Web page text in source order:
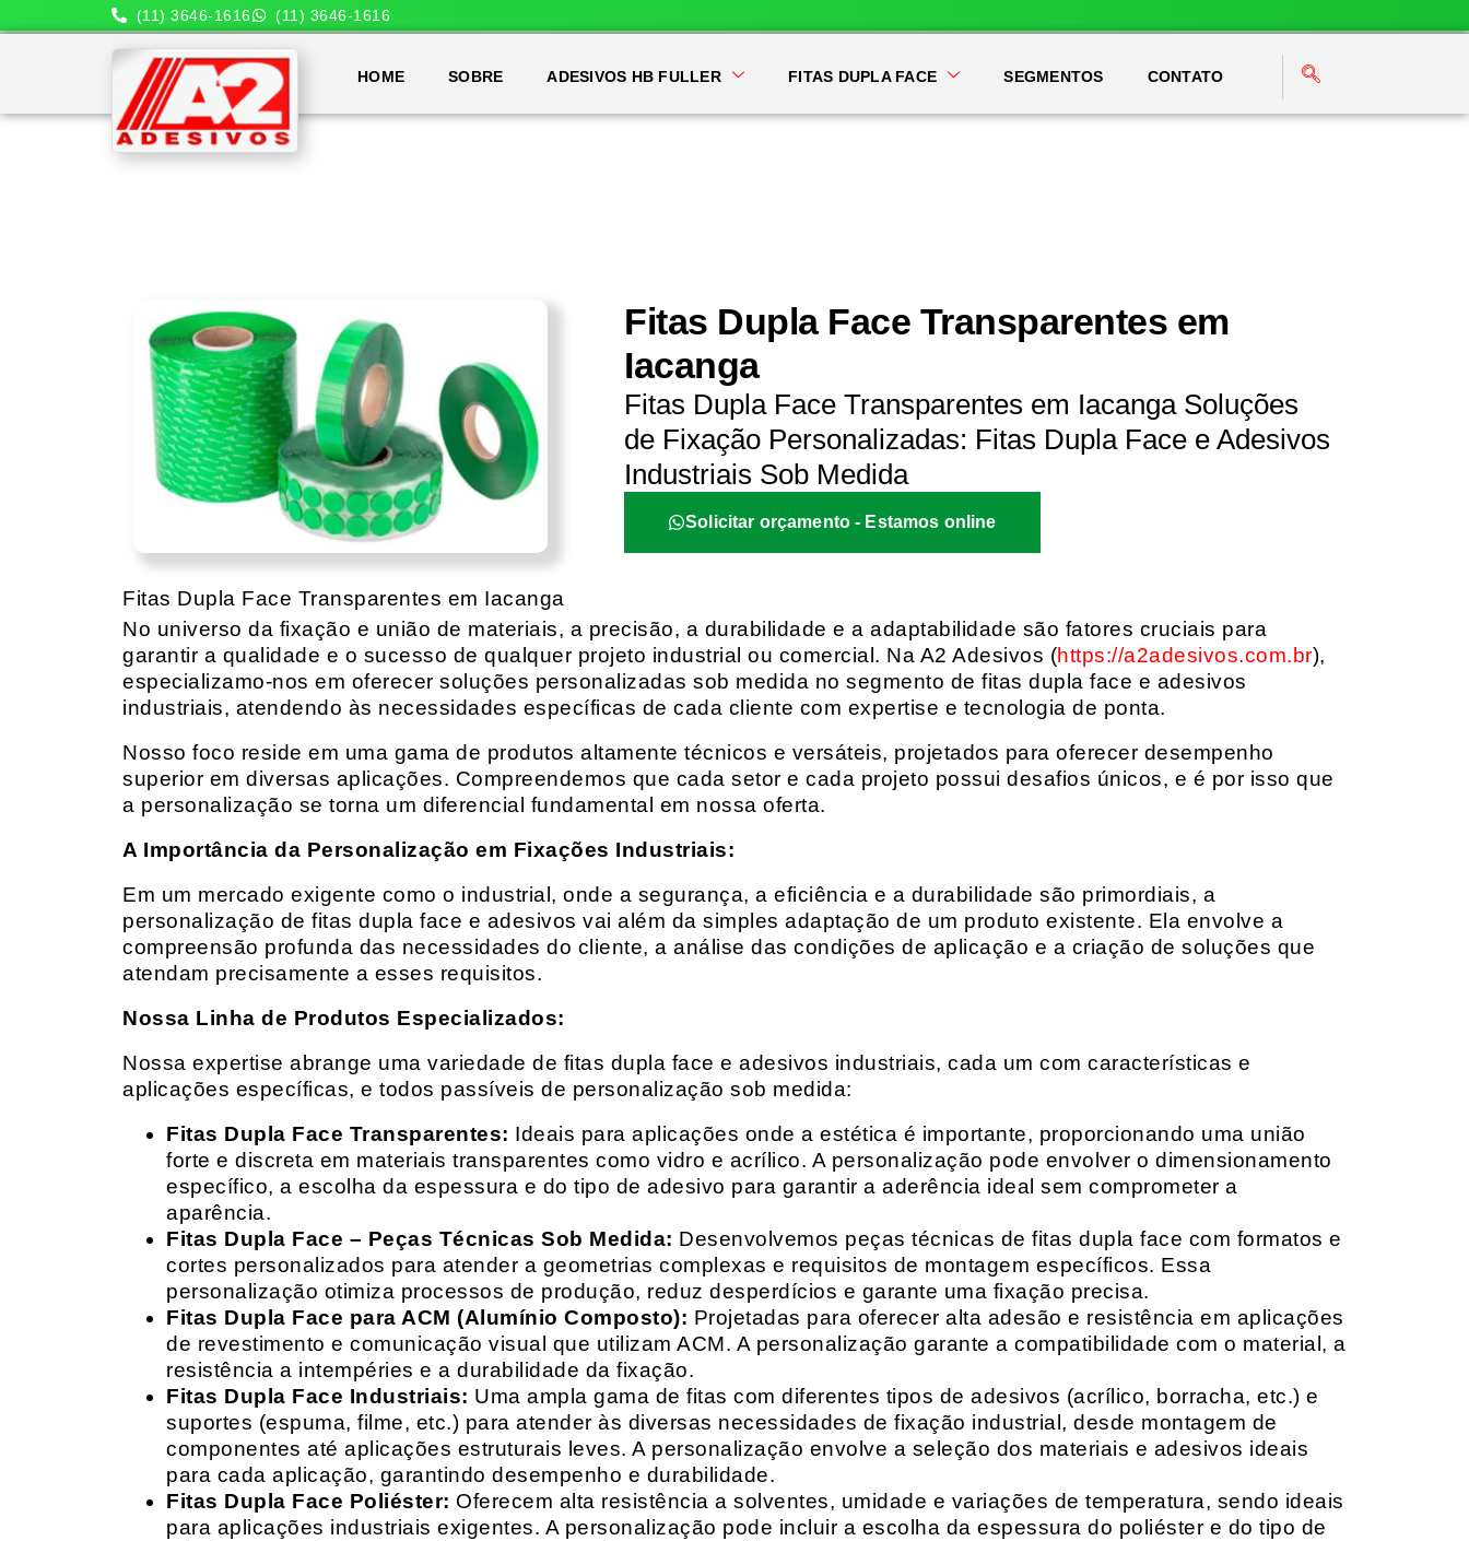
(11) 3646-1616 (11) 3646-1616
HOME SOBRE ADESIVOS HB FULLER FITAS DUPLA FACE SEGMENTOS CONTATO
Fitas Dupla Face Transparentes em
Iacanga
Fitas Dupla Face Transparentes em Iacanga Soluções
de Fixação Personalizadas: Fitas Dupla Face e Adesivos
Industriais Sob Medida
Solicitar orçamento - Estamos online
Fitas Dupla Face Transparentes em Iacanga
No universo da fixação e união de materiais, a precisão, a durabilidade e a adaptabilidade são fatores cruciais para
garantir a qualidade e o sucesso de qualquer projeto industrial ou comercial. Na A2 Adesivos (https://a2adesivos.com.br),
especializamo-nos em oferecer soluções personalizadas sob medida no segmento de fitas dupla face e adesivos
industriais, atendendo às necessidades específicas de cada cliente com expertise e tecnologia de ponta.
Nosso foco reside em uma gama de produtos altamente técnicos e versáteis, projetados para oferecer desempenho
superior em diversas aplicações. Compreendemos que cada setor e cada projeto possui desafios únicos, e é por isso que
a personalização se torna um diferencial fundamental em nossa oferta.
A Importância da Personalização em Fixações Industriais:
Em um mercado exigente como o industrial, onde a segurança, a eficiência e a durabilidade são primordiais, a
personalização de fitas dupla face e adesivos vai além da simples adaptação de um produto existente. Ela envolve a
compreensão profunda das necessidades do cliente, a análise das condições de aplicação e a criação de soluções que
atendam precisamente a esses requisitos.
Nossa Linha de Produtos Especializados:
Nossa expertise abrange uma variedade de fitas dupla face e adesivos industriais, cada um com características e
aplicações específicas, e todos passíveis de personalização sob medida:
Fitas Dupla Face Transparentes: Ideais para aplicações onde a estética é importante, proporcionando uma união
forte e discreta em materiais transparentes como vidro e acrílico. A personalização pode envolver o dimensionamento
específico, a escolha da espessura e do tipo de adesivo para garantir a aderência ideal sem comprometer a
aparência.
Fitas Dupla Face – Peças Técnicas Sob Medida: Desenvolvemos peças técnicas de fitas dupla face com formatos e
cortes personalizados para atender a geometrias complexas e requisitos de montagem específicos. Essa
personalização otimiza processos de produção, reduz desperdícios e garante uma fixação precisa.
Fitas Dupla Face para ACM (Alumínio Composto): Projetadas para oferecer alta adesão e resistência em aplicações
de revestimento e comunicação visual que utilizam ACM. A personalização garante a compatibilidade com o material, a
resistência a intempéries e a durabilidade da fixação.
Fitas Dupla Face Industriais: Uma ampla gama de fitas com diferentes tipos de adesivos (acrílico, borracha, etc.) e
suportes (espuma, filme, etc.) para atender às diversas necessidades de fixação industrial, desde montagem de
componentes até aplicações estruturais leves. A personalização envolve a seleção dos materiais e adesivos ideais
para cada aplicação, garantindo desempenho e durabilidade.
Fitas Dupla Face Poliéster: Oferecem alta resistência a solventes, umidade e variações de temperatura, sendo ideais
para aplicações industriais exigentes. A personalização pode incluir a escolha da espessura do poliéster e do tipo de